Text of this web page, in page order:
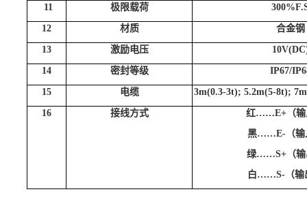
11 极限载荷
12 材质 合金钢
13 激励电压
14 密封等级 IP67/
15 电缆 3m(0.3-3t); 5.2m(5-8t);
16 接线方式
红……E+（输
黑……E-（输
绿……S+（输
白……S-（输